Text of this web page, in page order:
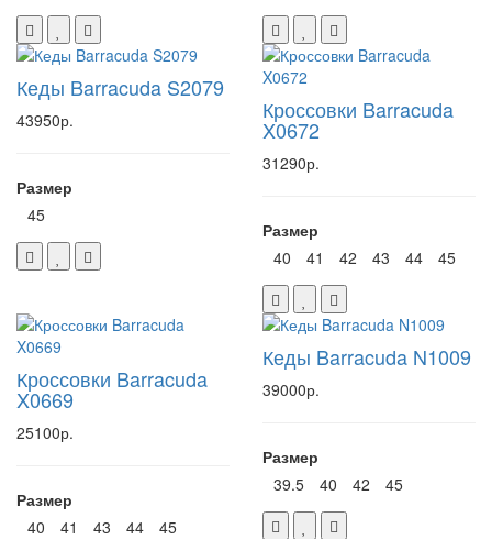
Кеды Barracuda S2079
43950р.
Размер
45
Кроссовки Barracuda
X0672
31290р.
Размер
40
41 42 43 44 45
Кроссовки Barracuda
X0669
25100р.
Размер
40
41 43 44 45
Кеды Barracuda N1009
39000р.
Размер
39.5
40 42 45